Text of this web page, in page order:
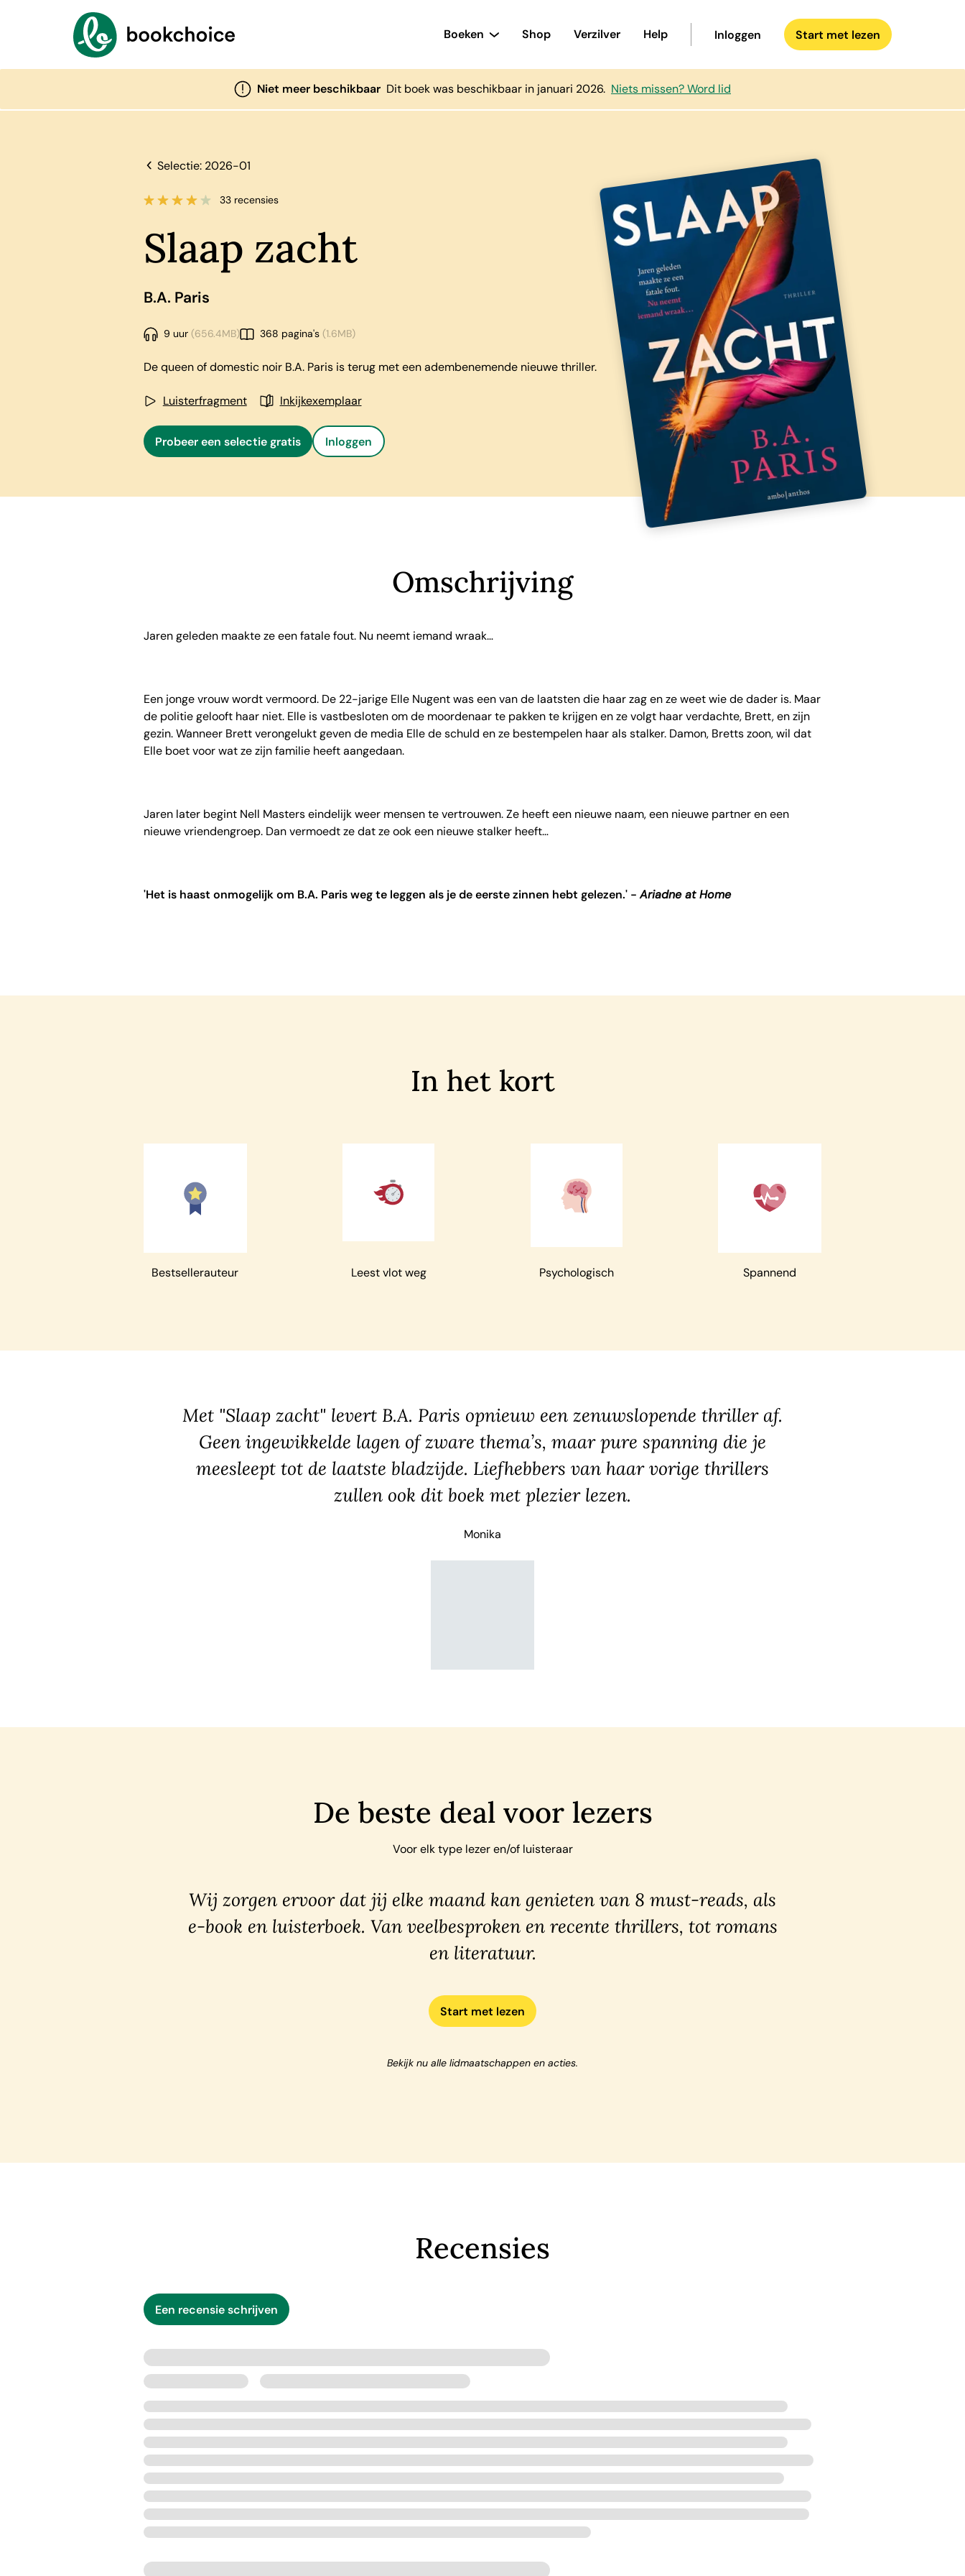
Boeken Shop Verzilver Help Inloggen Start met lezen
Niet meer beschikbaar Dit boek was beschikbaar in januari 2026. Niets missen? Word lid
Selectie: 2026-01
33 recensies
Slaap zacht
B.A. Paris
9 uur(656.4MB) 368 pagina's(1.6MB)
De queen of domestic noir B.A. Paris is terug met een adembenemende nieuwe thriller.
Luisterfragment Inkijkexemplaar
Probeer een selectie gratis Inloggen
Omschrijving
Jaren geleden maakte ze een fatale fout. Nu neemt iemand wraak…
Een jonge vrouw wordt vermoord. De 22-jarige Elle Nugent was een van de laatsten die haar zag en ze weet wie de dader is. Maar
de politie gelooft haar niet. Elle is vastbesloten om de moordenaar te pakken te krijgen en ze volgt haar verdachte, Brett, en zijn
gezin. Wanneer Brett verongelukt geven de media Elle de schuld en ze bestempelen haar als stalker. Damon, Bretts zoon, wil dat
Elle boet voor wat ze zijn familie heeft aangedaan.
Jaren later begint Nell Masters eindelijk weer mensen te vertrouwen. Ze heeft een nieuwe naam, een nieuwe partner en een
nieuwe vriendengroep. Dan vermoedt ze dat ze ook een nieuwe stalker heeft…
'Het is haast onmogelijk om B.A. Paris weg te leggen als je de eerste zinnen hebt gelezen.' -Ariadne at Home
In het kort
Bestsellerauteur Leest vlot weg Psychologisch Spannend
Met "Slaap zacht" levert B.A. Paris opnieuw een zenuwslopende thriller af.
Geen ingewikkelde lagen of zware thema’s, maar pure spanning die je
meesleept tot de laatste bladzijde. Liefhebbers van haar vorige thrillers
zullen ook dit boek met plezier lezen.
Monika
De beste deal voor lezers
Voor elk type lezer en/of luisteraar
Wij zorgen ervoor dat jij elke maand kan genieten van 8 must-reads, als
e-book en luisterboek. Van veelbesproken en recente thrillers, tot romans
en literatuur.
Start met lezen
Bekijk nu alle lidmaatschappen en acties.
Recensies
Een recensie schrijven